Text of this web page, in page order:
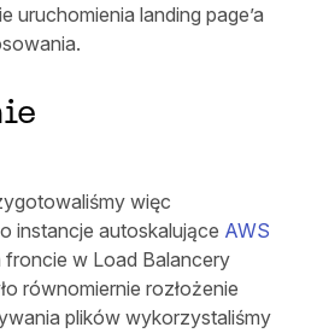
uruchomienia landing page’a
więc
instancje autoskalujące AWS
w Load Balancery
równomiernie rozłożenie
plików wykorzystaliśmy